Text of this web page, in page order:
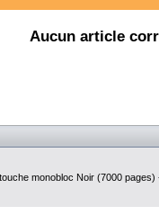
Aucun article
monobloc Noir (7000 pages)